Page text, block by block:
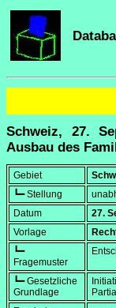
Schweiz, 27.
Ausbau des
Gebiet
┗━ Stellung
Datum
27.
Vorlage
┗━
Fragemuster
┗━ Gesetzliche
Grundlage